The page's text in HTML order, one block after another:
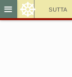
Sutta
≡ ☸